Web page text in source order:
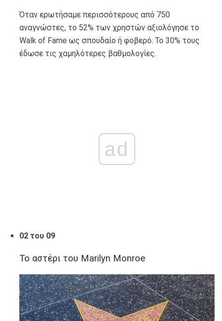
Όταν ερωτήσαμε περισσότερους από 750
αναγνώστες, το 52% των χρηστών αξιολόγησε το
Walk of Fame ως σπουδαίο ή φοβερό. Το 30% τους
έδωσε τις χαμηλότερες βαθμολογίες.
ad
02 του 09
Το αστέρι του Marilyn Monroe